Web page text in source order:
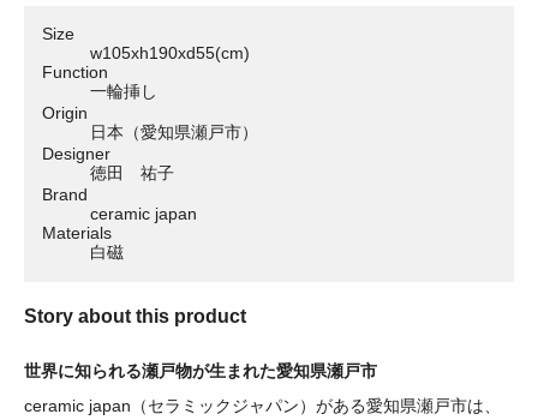
Size
w105xh190xd55(cm)
Function
一輪挿し
Origin
日本（愛知県瀬戸市）
Designer
徳田 祐子
Brand
ceramic japan
Materials
白磁
Story about this product
世界に知られる瀬戸物が生まれた愛知県瀬戸市
ceramic japan（セラミックジャパン）がある愛知県瀬戸市は、